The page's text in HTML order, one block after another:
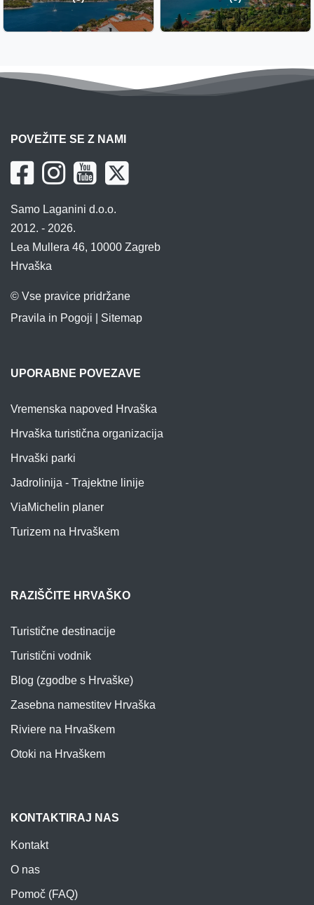
POVEŽITE SE Z NAMI
Samo Laganini d.o.o.
2012. - 2026.
Lea Mullera 46, 10000 Zagreb
Hrvaška
© Vse pravice pridržane
Pravila in Pogoji
Sitemap
UPORABNE POVEZAVE
Vremenska napoved Hrvaška
Hrvaška turistična organizacija
Hrvaški parki
Jadrolinija - Trajektne linije
ViaMichelin planer
Turizem na Hrvaškem
RAZIŠČITE HRVAŠKO
Turistične destinacije
Turistični vodnik
Blog (zgodbe s Hrvaške)
Zasebna namestitev Hrvaška
Riviere na Hrvaškem
Otoki na Hrvaškem
KONTAKTIRAJ NAS
Kontakt
O nas
Pomoč (FAQ)